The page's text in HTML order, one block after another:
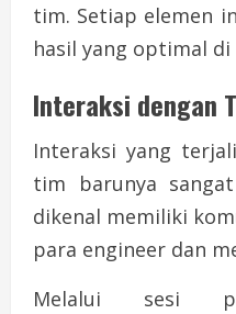
tim. Setiap elemen
hasil yang optimal
Interaksi dengan
Interaksi yang
tim barunya
dikenal memiliki
para engineer dan
Melalui sesi